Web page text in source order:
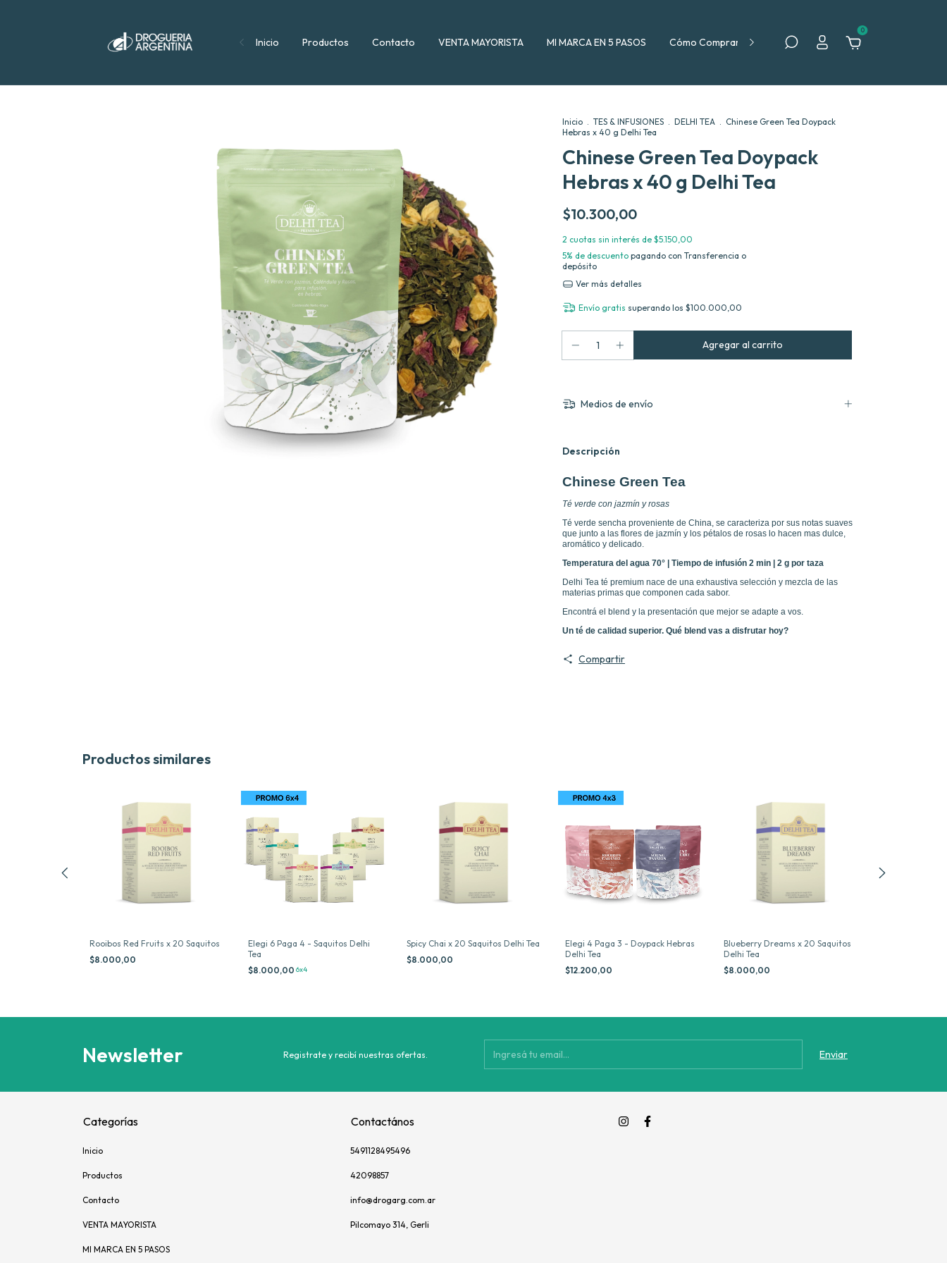
Inicio Productos Contacto VENTA MAYORISTA MI MARCA EN 5 PASOS Cómo Comprar Política de Devolución
0
Inicio . TES & INFUSIONES . DELHI TEA . Chinese Green Tea Doypack
Hebras x 40 g Delhi Tea
Chinese Green Tea Doypack
Hebras x 40 g Delhi Tea
$10.300,00
2 cuotas sin interés de $5.150,00
5% de descuento pagando con Transferencia o
depósito
Ver más detalles
Envío gratis superando los $100.000,00
Medios de envío
Descripción
Chinese Green Tea
Té verde con jazmín y rosas
Té verde sencha proveniente de China, se caracteriza por sus notas suaves
que junto a las flores de jazmín y los pétalos de rosas lo hacen mas dulce,
aromático y delicado.
Temperatura del agua 70° | Tiempo de infusión 2 min | 2 g por taza
Delhi Tea té premium nace de una exhaustiva selección y mezcla de las
materias primas que componen cada sabor.
Encontrá el blend y la presentación que mejor se adapte a vos.
Un té de calidad superior. Qué blend vas a disfrutar hoy?
Compartir
Productos similares
Rooibos Red Fruits x 20 Saquitos
$8.000,00
Elegi 6 Paga 4 - Saquitos Delhi
Tea
$8.000,00 6x4
Spicy Chai x 20 Saquitos Delhi Tea
$8.000,00
Elegi 4 Paga 3 - Doypack Hebras
Delhi Tea
$12.200,00
Blueberry Dreams x 20 Saquitos
Delhi Tea
$8.000,00
Newsletter Registrate y recibí nuestras ofertas.
Categorías
Inicio
Productos
Contacto
VENTA MAYORISTA
MI MARCA EN 5 PASOS
Contactános
5491128495496
42098857
info@drogarg.com.ar
Pilcomayo 314, Gerli